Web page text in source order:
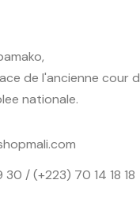
de l'ancienne cour
nationale.
/ (+223) 70 14 18 18